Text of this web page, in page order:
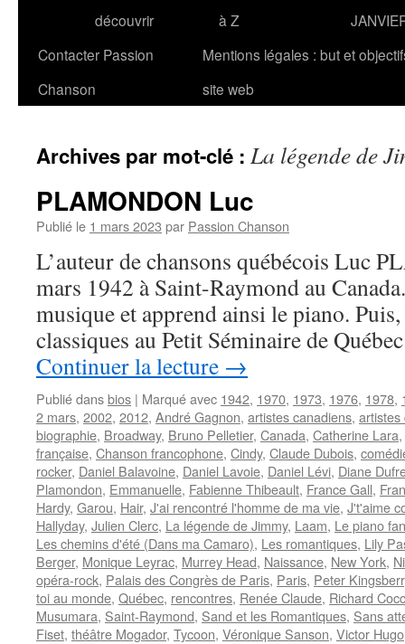
découvrir
à Z
Contacter Passion
Chanson
Mentions légales : but et
site web
Archives par mot-clé : La légende de
PLAMONDON Luc
Publié le 1 mars 2023 par Passion Chanson
L’auteur de chansons québécois Luc
mars 1942 à Saint-Raymond au
musique et apprend ainsi le piano.
classiques au Petit Séminaire de
Continuer la lecture →
Publié dansbios | Marqué avec 1942, 1970, 1973, 1976, 1978,
2 mars, 2002, 2012, André Gagnon, artistes canadiens, artistes
biographie, Broadway, Bruno Pelletier, Canada, Catherine Lara,
française, Chanson francophone, Cindy, Claude Dubois,
rocker, Daniel Balavoine, Daniel Lavoie, Daniel Lévi, Diane
Plamondon, Emmanuelle, Fabienne Thibeault, France Gall,
Hardy, Garou, Hair, J'ai rencontré l'homme de ma vie, J't'aime
Hallyday, Julien Clerc, La légende de Jimmy, Laam, Le piano
Les chemins d'été (Dans ma Camaro), Les romantiques, Lily
Berger, Monique Leyrac, Murrey Head, Naissance, New York,
opéra-rock, Palais des Congrès de Paris, Paris, Peter
toi au monde, Québec, rencontres, Renée Claude, Richard
Musumara, Saint-Raymond, Sand et les Romantiques, Sans
Fiset, théâtre Mogador, Tycoon, Véronique Sanson, Victor Hugo